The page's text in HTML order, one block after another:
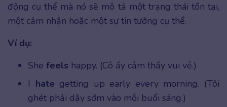
động cụ thể mà nó sẽ mô tả một trạng thái tồn tại,
một cảm nhận hoặc một sự tin tưởng cụ thể.
Ví dụ:
She feels happy. (Cô ấy cảm thấy vui vẻ.)
I hate getting up early every morning. (Tôi
ghét phải dậy sớm vào mỗi buổi sáng.)